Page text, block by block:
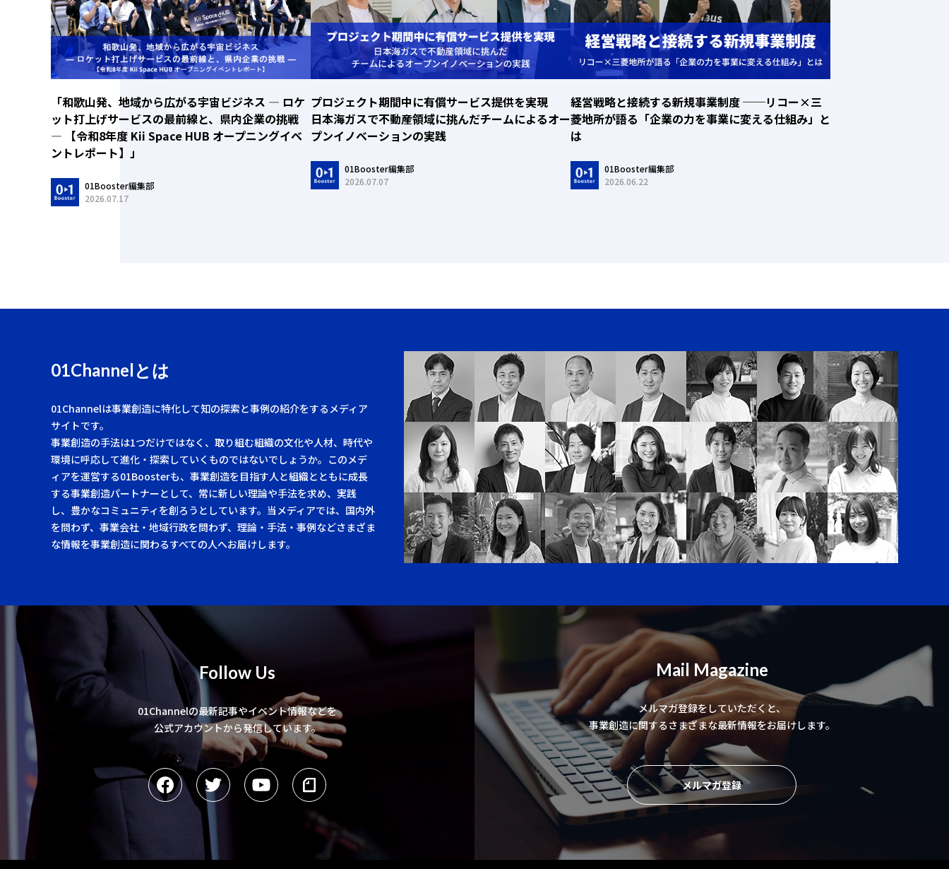
「和歌山発、地域から広がる宇宙ビジネス ― ロケ
ット打上げサービスの最前線と、県内企業の挑戦
― 【令和8年度 Kii Space HUB オープニングイベ
ントレポート】」
01Booster編集部
2026.07.17
プロジェクト期間中に有償サービス提供を実現
日本海ガスで不動産領域に挑んだチームによるオー
プンイノベーションの実践
01Booster編集部
2026.07.07
経営戦略と接続する新規事業制度 ──リコー×三
菱地所が語る「企業の力を事業に変える仕組み」と
は
01Booster編集部
2026.06.22
01Channelとは
01Channelは事業創造に特化して知の探索と事例の紹介をするメディア
サイトです。
事業創造の手法は1つだけではなく、取り組む組織の文化や人材、時代や
環境に呼応して進化・探索していくものではないでしょうか。このメデ
ィアを運営する01Boosterも、事業創造を目指す人と組織とともに成長
する事業創造パートナーとして、常に新しい理論や手法を求め、実践
し、豊かなコミュニティを創ろうとしています。当メディアでは、国内外
を問わず、事業会社・地域行政を問わず、理論・手法・事例などさまざま
な情報を事業創造に関わるすべての人へお届けします。
Follow Us
01Channelの最新記事やイベント情報などを
公式アカウントから発信しています。
Mail Magazine
メルマガ登録をしていただくと、
事業創造に関するさまざまな最新情報をお届けします。
メルマガ登録